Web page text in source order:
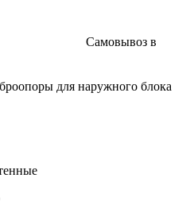
Самовывоз в
для наружного блока